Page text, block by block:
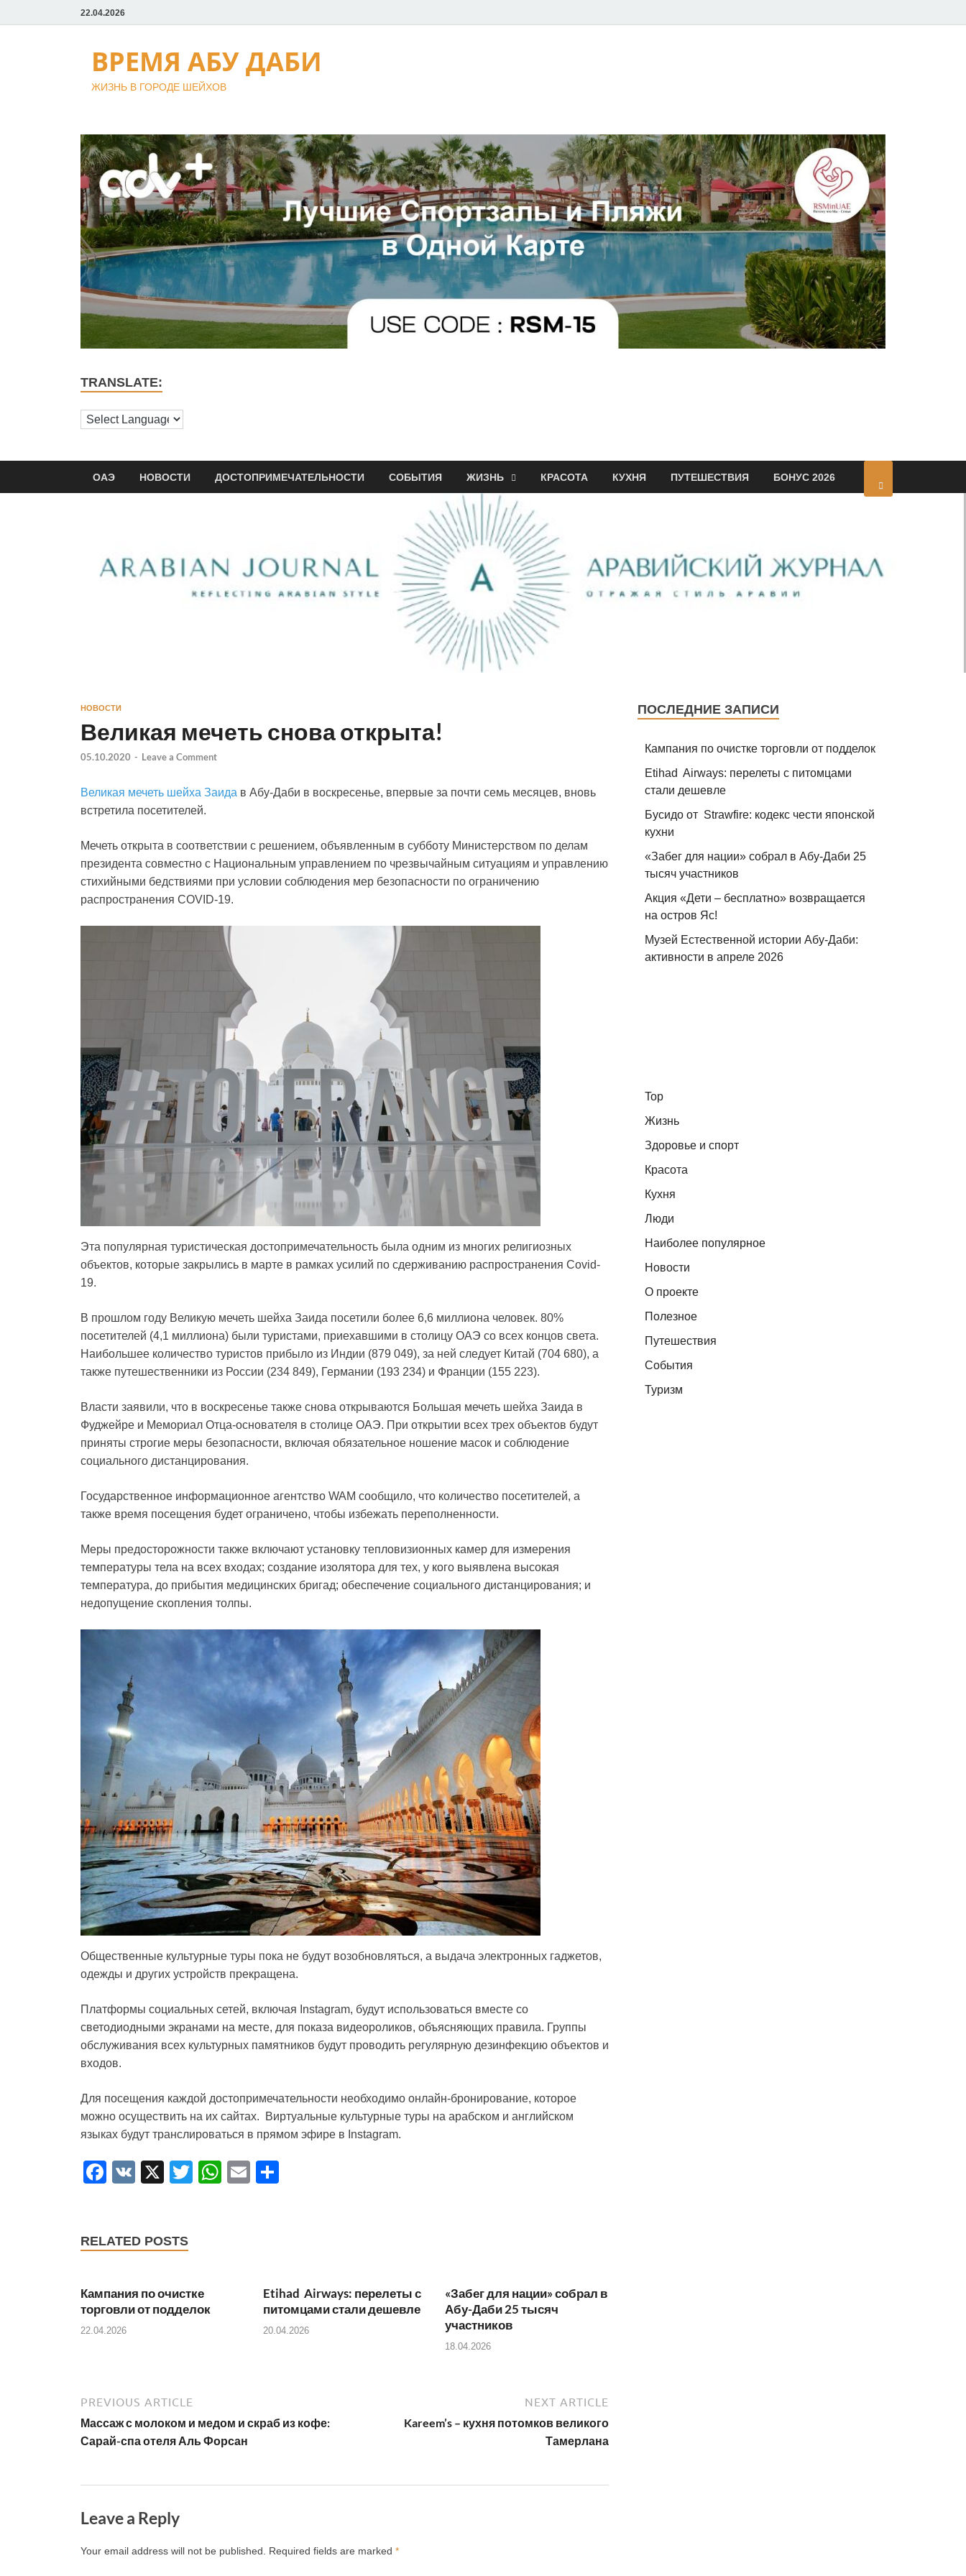
22.04.2026
ВРЕМЯ АБУ ДАБИ
ЖИЗНЬ В ГОРОДЕ ШЕЙХОВ
TRANSLATE:
ОАЭ НОВОСТИ ДОСТОПРИМЕЧАТЕЛЬНОСТИ СОБЫТИЯ ЖИЗНЬ КРАСОТА КУХНЯ ПУТЕШЕСТВИЯ БОНУС 2026
НОВОСТИ
Великая мечеть снова открыта!
05.10.2020 - Leave a Comment
Великая мечеть шейха Заида в Абу-Даби в воскресенье, впервые за почти семь месяцев, вновь
встретила посетителей.
Мечеть открыта в соответствии с решением, объявленным в субботу Министерством по делам
президента совместно с Национальным управлением по чрезвычайным ситуациям и управлению
стихийными бедствиями при условии соблюдения мер безопасности по ограничению
распространения COVID-19.
Эта популярная туристическая достопримечательность была одним из многих религиозных
объектов, которые закрылись в марте в рамках усилий по сдерживанию распространения Covid-
19.
В прошлом году Великую мечеть шейха Заида посетили более 6,6 миллиона человек. 80%
посетителей (4,1 миллиона) были туристами, приехавшими в столицу ОАЭ со всех концов света.
Наибольшее количество туристов прибыло из Индии (879 049), за ней следует Китай (704 680), а
также путешественники из России (234 849), Германии (193 234) и Франции (155 223).
Власти заявили, что в воскресенье также снова открываются Большая мечеть шейха Заида в
Фуджейре и Мемориал Отца-основателя в столице ОАЭ. При открытии всех трех объектов будут
приняты строгие меры безопасности, включая обязательное ношение масок и соблюдение
социального дистанцирования.
Государственное информационное агентство WAM сообщило, что количество посетителей, а
также время посещения будет ограничено, чтобы избежать переполненности.
Меры предосторожности также включают установку тепловизионных камер для измерения
температуры тела на всех входах; создание изолятора для тех, у кого выявлена высокая
температура, до прибытия медицинских бригад; обеспечение социального дистанцирования; и
недопущение скопления толпы.
Общественные культурные туры пока не будут возобновляться, а выдача электронных гаджетов,
одежды и других устройств прекращена.
Платформы социальных сетей, включая Instagram, будут использоваться вместе со
светодиодными экранами на месте, для показа видеороликов, объясняющих правила. Группы
обслуживания всех культурных памятников будут проводить регулярную дезинфекцию объектов и
входов.
Для посещения каждой достопримечательности необходимо онлайн-бронирование, которое
можно осуществить на их сайтах. Виртуальные культурные туры на арабском и английском
языках будут транслироваться в прямом эфире в Instagram.
F
e
o
o
k
V
X
T
W
E
RELATED POSTS
Кампания по очистке
торговли от подделок
22.04.2026
Etihad Airways: перелеты с
питомцами стали дешевле
20.04.2026
«Забег для нации» собрал в
Абу-Даби 25 тысяч
участников
18.04.2026
PREVIOUS ARTICLE
Массаж с молоком и медом и скраб из кофе:
Сарай-спа отеля Аль Форсан
NEXT ARTICLE
Kareem’s – кухня потомков великого
Тамерлана
Leave a Reply
Your email address will not be published. Required fields are marked *
ПОСЛЕДНИЕ ЗАПИСИ
Кампания по очистке торговли от подделок
Etihad Airways: перелеты с питомцами
стали дешевле
Бусидо от Strawfire: кодекс чести японской
кухни
«Забег для нации» собрал в Абу-Даби 25
тысяч участников
Акция «Дети – бесплатно» возвращается
на остров Яс!
Музей Eстественной истории Абу-Даби:
активности в апреле 2026
Top
Жизнь
Здоровье и спорт
Красота
Кухня
Люди
Наиболее популярное
Новости
О проекте
Полезное
Путешествия
События
Туризм